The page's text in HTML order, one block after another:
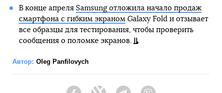
В конце апреля Samsung отложила начало продаж
смартфона с гибким экраномGalaxy Fold и отзывает
все образцы для тестирования, чтобы проверить
сообщения о поломке экранов.
Автор: Oleg Panfilovych